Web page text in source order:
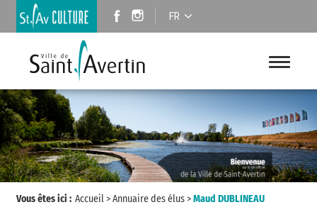
FR
Vous êtes ici : Accueil>Annuaire des élus>Maud DUBLINEAU